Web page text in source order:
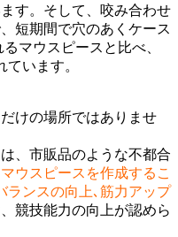
す。そして、咬み合わせ
短期間で穴のあくケース
マウスピースと比べ、
ています。
けの場所ではありませ
、市販品のような不都合
ウスピースを作成するこ
ランスの向上､筋力アップ
競技能力の向上が認めら